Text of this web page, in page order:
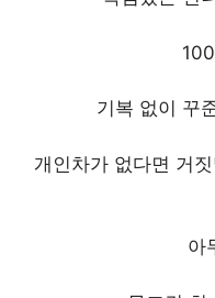
기복 없이 꾸
개인차가 없다면 거
아